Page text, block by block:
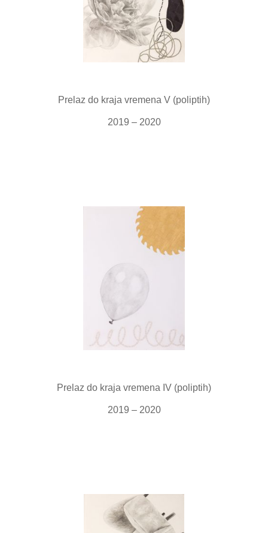
Prelaz do kraja vremena V (poliptih)
2019 – 2020
Prelaz do kraja vremena IV (poliptih)
2019 – 2020